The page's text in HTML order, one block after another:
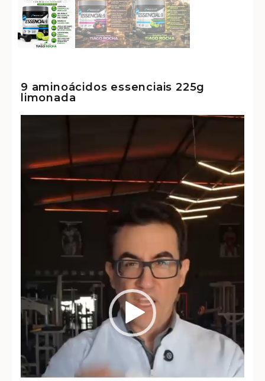
9 aminoácidos essenciais 225g
limonada